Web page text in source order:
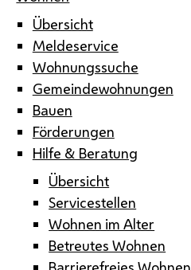
Übersicht
Meldeservice
Wohnungssuche
Gemeindewohnungen
Bauen
Förderungen
Hilfe & Beratung
Übersicht
Servicestellen
Wohnen im Alter
Betreutes Wohnen